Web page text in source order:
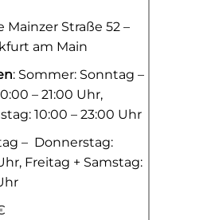
Mainzer Straße 52 –
am Main
: Sommer: Sonntag –
– 21:00 Uhr,
10:00 – 23:00 Uhr
– Donnerstag:
Freitag + Samstag: